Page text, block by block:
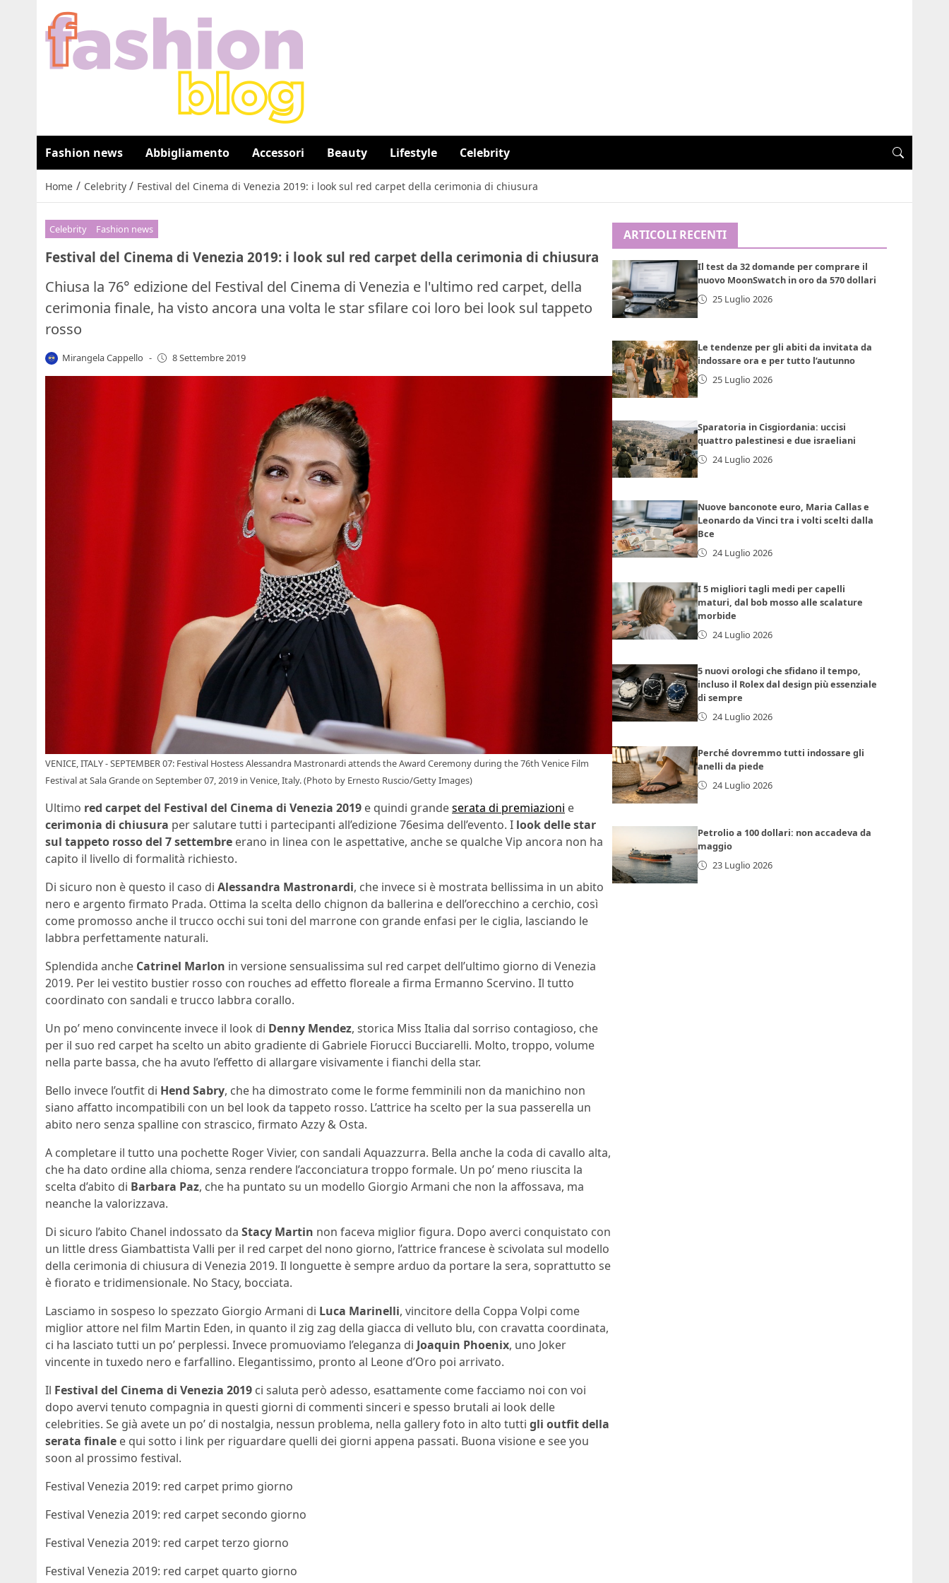
Fashion news Abbigliamento Accessori Beauty Lifestyle Celebrity
Home / Celebrity / Festival del Cinema di Venezia 2019: i look sul red carpet della cerimonia di chiusura
Celebrity Fashion news
Festival del Cinema di Venezia 2019: i look sul red carpet della cerimonia di chiusura
Chiusa la 76° edizione del Festival del Cinema di Venezia e l'ultimo red carpet, della
cerimonia finale, ha visto ancora una volta le star sfilare coi loro bei look sul tappeto
rosso
Mirangela Cappello - 8 Settembre 2019
VENICE, ITALY - SEPTEMBER 07: Festival Hostess Alessandra Mastronardi attends the Award Ceremony during the 76th Venice Film
Festival at Sala Grande on September 07, 2019 in Venice, Italy. (Photo by Ernesto Ruscio/Getty Images)
Ultimo red carpet del Festival del Cinema di Venezia 2019 e quindi grandeserata di premiazioni e
cerimonia di chiusura per salutare tutti i partecipanti all’edizione 76esima dell’evento. I look delle star
sul tappeto rosso del 7 settembre erano in linea con le aspettative, anche se qualche Vip ancora non ha
capito il livello di formalità richiesto.
Di sicuro non è questo il caso di Alessandra Mastronardi, che invece si è mostrata bellissima in un abito
nero e argento firmato Prada. Ottima la scelta dello chignon da ballerina e dell’orecchino a cerchio, così
come promosso anche il trucco occhi sui toni del marrone con grande enfasi per le ciglia, lasciando le
labbra perfettamente naturali.
Splendida anche Catrinel Marlon in versione sensualissima sul red carpet dell’ultimo giorno di Venezia
2019. Per lei vestito bustier rosso con rouches ad effetto floreale a firma Ermanno Scervino. Il tutto
coordinato con sandali e trucco labbra corallo.
Un po’ meno convincente invece il look di Denny Mendez, storica Miss Italia dal sorriso contagioso, che
per il suo red carpet ha scelto un abito gradiente di Gabriele Fiorucci Bucciarelli. Molto, troppo, volume
nella parte bassa, che ha avuto l’effetto di allargare visivamente i fianchi della star.
Bello invece l’outfit di Hend Sabry, che ha dimostrato come le forme femminili non da manichino non
siano affatto incompatibili con un bel look da tappeto rosso. L’attrice ha scelto per la sua passerella un
abito nero senza spalline con strascico, firmato Azzy & Osta.
A completare il tutto una pochette Roger Vivier, con sandali Aquazzurra. Bella anche la coda di cavallo alta,
che ha dato ordine alla chioma, senza rendere l’acconciatura troppo formale. Un po’ meno riuscita la
scelta d’abito di Barbara Paz, che ha puntato su un modello Giorgio Armani che non la affossava, ma
neanche la valorizzava.
Di sicuro l’abito Chanel indossato da Stacy Martin non faceva miglior figura. Dopo averci conquistato con
un little dress Giambattista Valli per il red carpet del nono giorno, l’attrice francese è scivolata sul modello
della cerimonia di chiusura di Venezia 2019. Il longuette è sempre arduo da portare la sera, soprattutto se
è fiorato e tridimensionale. No Stacy, bocciata.
Lasciamo in sospeso lo spezzato Giorgio Armani di Luca Marinelli, vincitore della Coppa Volpi come
miglior attore nel film Martin Eden, in quanto il zig zag della giacca di velluto blu, con cravatta coordinata,
ci ha lasciato tutti un po’ perplessi. Invece promuoviamo l’eleganza di Joaquin Phoenix, uno Joker
vincente in tuxedo nero e farfallino. Elegantissimo, pronto al Leone d’Oro poi arrivato.
Il Festival del Cinema di Venezia 2019 ci saluta però adesso, esattamente come facciamo noi con voi
dopo avervi tenuto compagnia in questi giorni di commenti sinceri e spesso brutali ai look delle
celebrities. Se già avete un po’ di nostalgia, nessun problema, nella gallery foto in alto tutti gli outfit della
serata finale e qui sotto i link per riguardare quelli dei giorni appena passati. Buona visione e see you
soon al prossimo festival.
Festival Venezia 2019: red carpet primo giorno
Festival Venezia 2019: red carpet secondo giorno
Festival Venezia 2019: red carpet terzo giorno
Festival Venezia 2019: red carpet quarto giorno
ARTICOLI RECENTI
Il test da 32 domande per comprare il
nuovo MoonSwatch in oro da 570 dollari
25 Luglio 2026
Le tendenze per gli abiti da invitata da
indossare ora e per tutto l’autunno
25 Luglio 2026
Sparatoria in Cisgiordania: uccisi
quattro palestinesi e due israeliani
24 Luglio 2026
Nuove banconote euro, Maria Callas e
Leonardo da Vinci tra i volti scelti dalla
Bce
24 Luglio 2026
I 5 migliori tagli medi per capelli
maturi, dal bob mosso alle scalature
morbide
24 Luglio 2026
5 nuovi orologi che sfidano il tempo,
incluso il Rolex dal design più essenziale
di sempre
24 Luglio 2026
Perché dovremmo tutti indossare gli
anelli da piede
24 Luglio 2026
Petrolio a 100 dollari: non accadeva da
maggio
23 Luglio 2026